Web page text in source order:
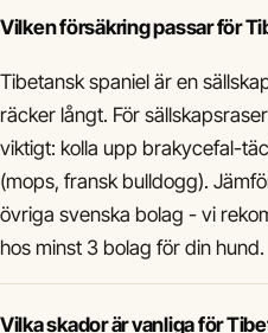
Vilken försäkring passar för
Tibetansk spaniel är en
räcker långt. För
viktigt: kolla upp brakycefal-
(mops, fransk bulldogg).
övriga svenska bolag - vi
hos minst 3 bolag för din hund.
Vilka skador är vanliga för